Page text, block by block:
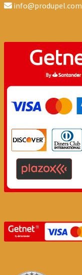
info@produpel.com